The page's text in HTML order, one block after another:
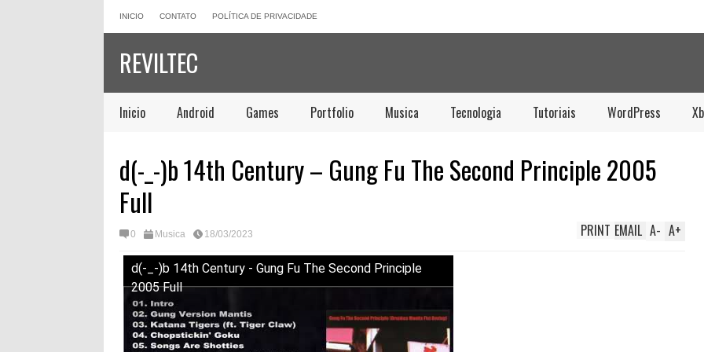
INICIO CONTATO POLÍTICA DE PRIVACIDADE
REVILTEC
Inicio Android Games Portfolio Musica Tecnologia Tutoriais WordPress
d(-_-)b 14th Century – Gung Fu The Second Principle 2005
Full
0 Musica 18/03/2023 A+
A-
EMAIL
PRINT
d(-_-)b 14th Century - Gung Fu The Second Principle
2005 Full